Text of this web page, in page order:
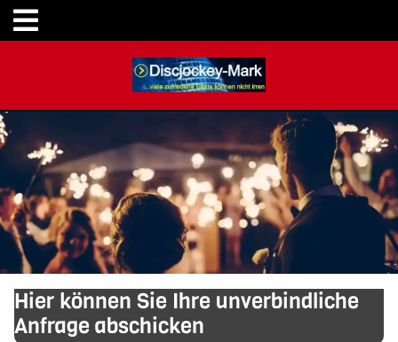
Hier können Sie Ihre unverbindliche
Anfrage abschicken